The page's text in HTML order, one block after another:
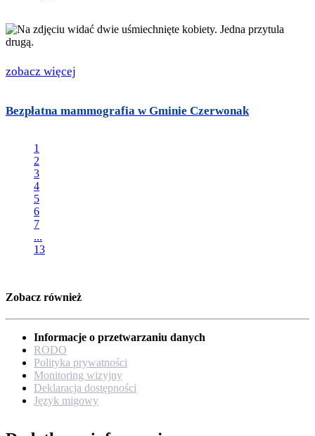
zobacz więcej
Bezpłatna mammografia w Gminie Czerwonak
1
2
3
4
5
6
7
...
13
Zobacz również
Informacje o przetwarzaniu danych
RODO
Polityka prywatności
Monitoring wizyjny
Deklaracja dostępności
Język migowy